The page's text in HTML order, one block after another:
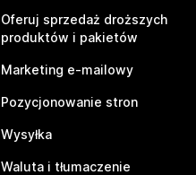
Oferuj sprzedaż droższych
produktów i pakietów
Marketing e-mailowy
Pozycjonowanie stron
Wysyłka
Waluta i tłumaczenie